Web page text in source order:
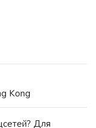
Kong
Для